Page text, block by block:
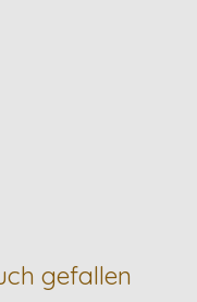
gefallen